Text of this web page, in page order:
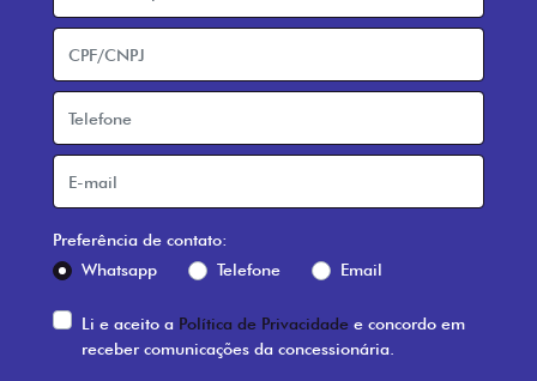
Preferência de contato:
Whatsapp
Telefone Email
Li e aceito a Política de Privacidade e concordo em
receber comunicações da concessionária.